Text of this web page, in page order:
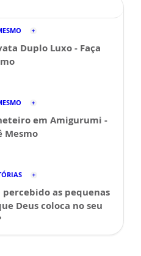
Duplo Luxo - Faça
em Amigurumi -
Mesmo
percebido as pequenas
Deus coloca no seu